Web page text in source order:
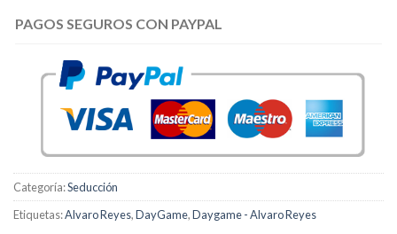
PAGOS SEGUROS CON PAYPAL
Categoría:Seducción
Etiquetas:Alvaro Reyes,DayGame,Daygame - Alvaro Reyes